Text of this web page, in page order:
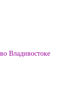
Владивостоке